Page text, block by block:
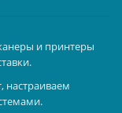
и принтеры
настраиваем